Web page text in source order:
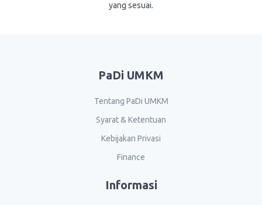
yang sesuai.
PaDi UMKM
Tentang PaDi UMKM
Syarat & Ketentuan
Kebijakan Privasi
Finance
Informasi